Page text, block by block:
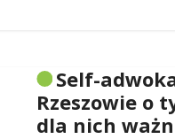
Self-
Rzeszowie o
dla nich